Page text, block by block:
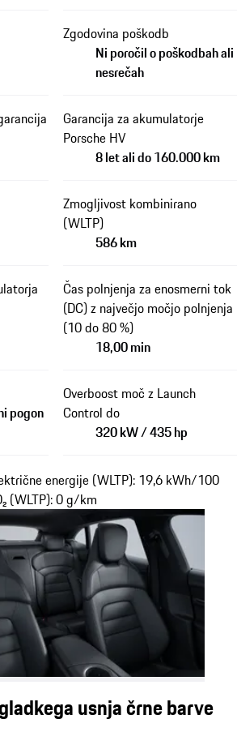
Zgodovina poškodb
Ni poročil o poškodbah ali
nesrečah
Garancija za akumulatorje
Porsche HV
8 let ali do 160.000 km
Zmogljivost kombinirano
(WLTP)
586 km
Čas polnjenja za enosmerni tok
(DC) z največjo močjo polnjenja
(10 do 80 %)
18,00 min
pogon
Overboost moč z Launch
Control do
320 kW / 435 hp
energije (WLTP): 19,6 kWh/100
(WLTP): 0 g/km
usnja črne barve